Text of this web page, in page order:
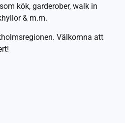
kök, garderober, walk in
& m.m.
Välkomna att